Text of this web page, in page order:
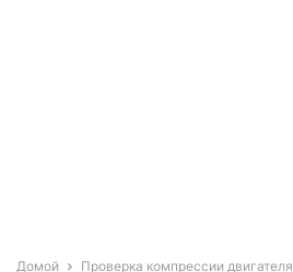
Домой Проверка компрессии двигателя